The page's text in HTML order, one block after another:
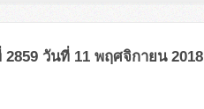
วันที่ 11 พฤศจิกายน 2018